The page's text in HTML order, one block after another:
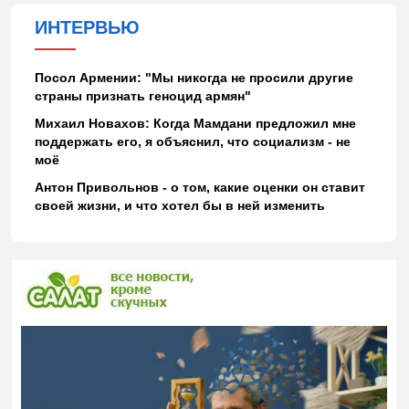
ИНТЕРВЬЮ
Посол Армении: "Мы никогда не просили другие
страны признать геноцид армян"
Михаил Новахов: Когда Мамдани предложил мне
поддержать его, я объяснил, что социализм - не
моё
Антон Привольнов - о том, какие оценки он ставит
своей жизни, и что хотел бы в ней изменить